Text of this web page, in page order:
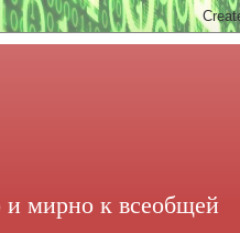
и мирно к всеобщей